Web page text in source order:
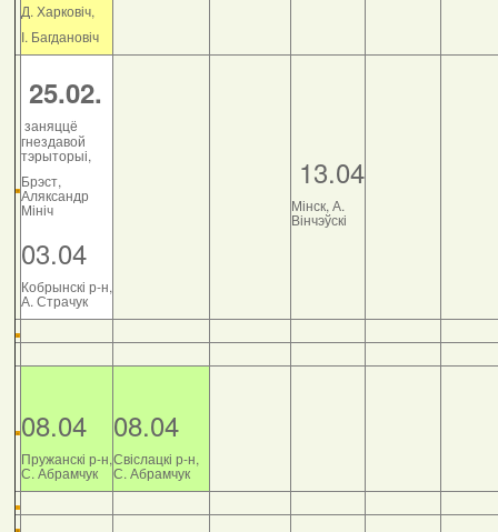
Д. Харковіч,
І. Багдановіч
25.02.
заняццё
гнездавой
тэрыторыі,
Брэст,
Аляксандр
Мініч
03.04
Кобрынскі р-н,
А. Страчук
13.04
Мінск, А.
Вінчэўскі
08.04
Пружанскі р-н,
С. Абрамчук
08.04
Свіслацкі р-н,
С. Абрамчук